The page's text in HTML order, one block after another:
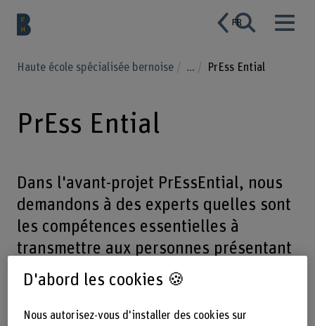
FR
Haute école spécialisée bernoise ... PrEss Ential
PrEss Ential
Dans l'avant-projet PrEssEntial, nous
demandons à des experts quelles sont
les compétences essentielles à
transmettre aux personnes présentant
un handicap cognitif dans le cadre
culinaire.
D'abord les cookies 🍪
Nous autorisez-vous d'installer des cookies sur